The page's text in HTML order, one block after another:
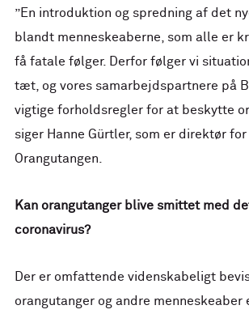
”En introduktion og spredning af det
blandt menneskeaberne, som alle er
få fatale følger. Derfor følger vi
tæt, og vores samarbejdspartnere på
vigtige forholdsregler for at beskytte
siger Hanne Gürtler, som er direktør for
Orangutangen.
Kan orangutanger blive smittet med
coronavirus?
Der er omfattende videnskabeligt
orangutanger og andre menneskeaber